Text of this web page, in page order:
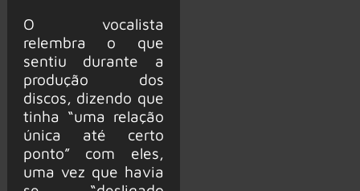
O vocalista
relembra o que
sentiu durante a
produção dos
discos, dizendo que
tinha “uma relação
única até certo
ponto” com eles,
uma vez que havia